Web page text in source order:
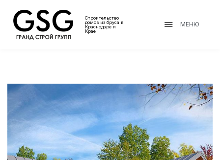
Строительство
домов из бруса в
Краснодаре и
Крае
МЕНЮ